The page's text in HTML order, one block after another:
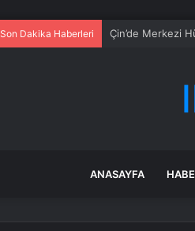
Son Dakika Haberleri Türkiye ile Çin
ANASAYFA